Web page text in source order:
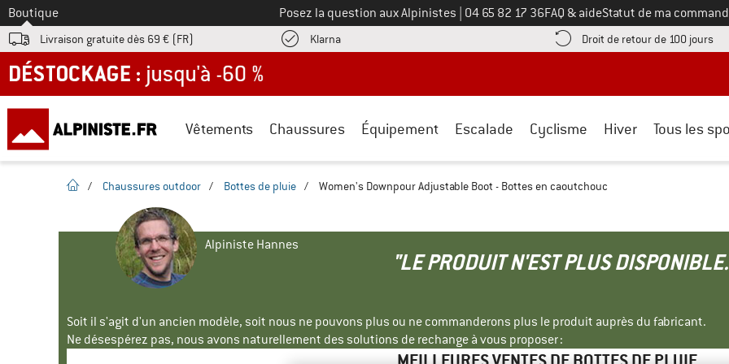
Vers le
Boutique Posez la question aux Alpinistes Appelez-nous au
04 65 82 17 36FAQ & aideStatut de ma
Livraison gratuite dès 69 € (FR) KlarnaTrouve les informations de paiement ici ! Ouvre une boîte d'information
Droit de retour de 100 jours
DÉSTOCKAGE : jusqu'à -60 %
Vêtements Chaussures Équipement Escalade Cyclisme Hiver Tous les
Page d'accueil
/ Chaussures outdoor / Bottes de pluie / Women's Downpour Adjustable Boot - Bottes en caoutchouc
Alpiniste Hannes
"LE PRODUIT N'EST PLUS
Soit il s'agit d'un ancien modèle, soit nous ne pouvons plus ou ne commanderons plus le produit auprès du fabricant.
Ne désespérez pas, nous avons naturellement des solutions de rechange à vous proposer :